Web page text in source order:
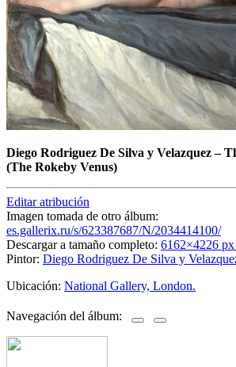
Diego Rodriguez De Silva y Velazquez–
(The Rokeby Venus)
Editar atribución
Imagen tomada de otro álbum:
es.gallerix.ru/s/623387687/N/2034414100/
Descargar a tamaño completo: 6162×4226
Pintor: Diego Rodriguez De Silva y
Ubicación: National Gallery, London.
Navegación del álbum: